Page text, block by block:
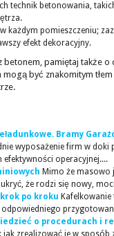
technik betonowania,
każdym pomieszczeniu;
efekt dekoracyjny.
betonem, pamiętaj także
być znakomitym
Bramy
wyposażenie firm w doki
operacyjnej....
Mimo że masowo
że rodzi się nowy,
po kroku
o procedurach i
zrealizować je w